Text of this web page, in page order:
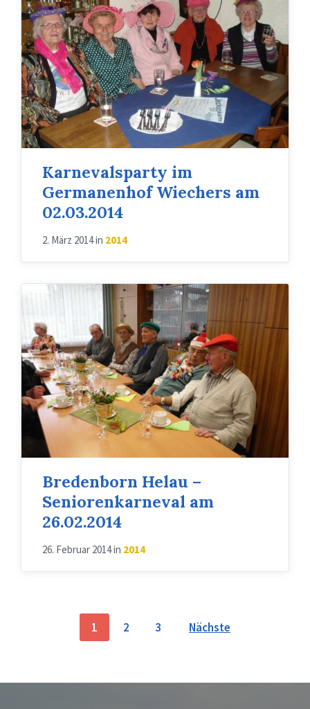
Karnevalsparty im
Germanenhof Wiechers am
02.03.2014
2. März 2014in 2014
Bredenborn Helau –
Seniorenkarneval am
26.02.2014
26. Februar 2014in 2014
Seitennummerierung
Beiträge
1 2 3 Nächste